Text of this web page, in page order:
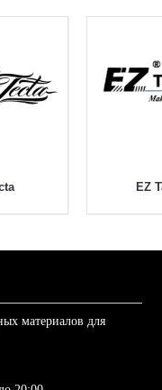
EZ
материалов для